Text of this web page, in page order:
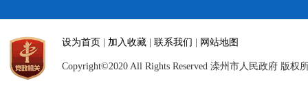
设为首页 加入收藏 联系我们 网站地图
Copyright©2020 All Rights Reserved 滦州市人民政府 版权